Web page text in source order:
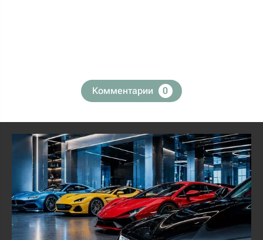
Комментарии 0